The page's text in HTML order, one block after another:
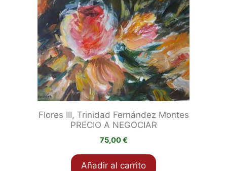
Flores III, Trinidad Fernández Montes
PRECIO A NEGOCIAR
75,00€
Añadir al carrito